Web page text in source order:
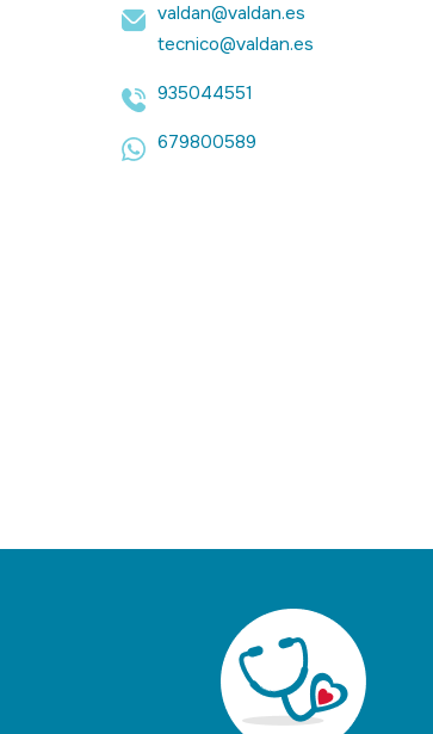
valdan@valdan.es
tecnico@valdan.es
935044551
679800589